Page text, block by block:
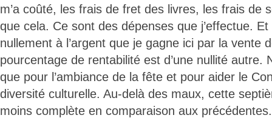
m’a coûté, les frais de fret des livres, les frais de
que cela. Ce sont des dépenses que j’effectue.
nullement à l’argent que je gagne ici par la vente
pourcentage de rentabilité est d’une nullité autre.
que pour l’ambiance de la fête et pour aider le
diversité culturelle. Au-delà des maux, cette
moins complète en comparaison aux